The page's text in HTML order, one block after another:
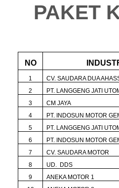
PAKET
NO
1
CV. SAUDARA DUA
2
PT. LANGGENG JATI
3
CM JAYA
4
PT. INDOSUN MOTOR
5
PT. LANGGENG JATI
6
PT. INDOSUN MOTOR
7
CV. SAUDARA MOTOR
8
UD. DDS
9
ANEKA MOTOR 1